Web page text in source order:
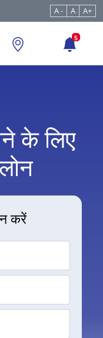
A - A A+
5
के लिए
करें